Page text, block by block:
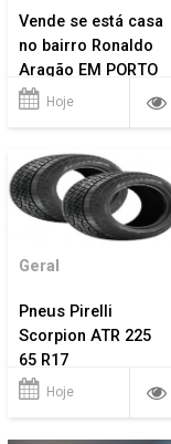
Vende se está casa
no bairro Ronaldo
Aragão EM PORTO
VELHO RO.
Hoje
Geral
Pneus Pirelli
Scorpion ATR 225
65 R17
Hoje